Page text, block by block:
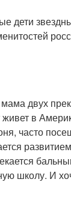
двух
в
часто
школу. И